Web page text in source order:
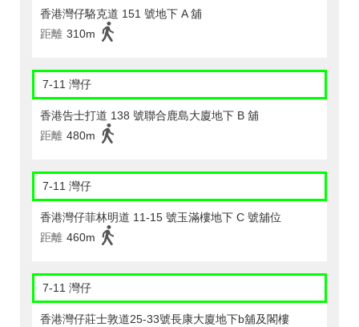
香港灣仔駱克道 151 號地下 A 舖
距離 310m
7-11 灣仔
香港告士打道 138 號聯合鹿島大廈地下 B 舖
距離 480m
7-11 灣仔
香港灣仔菲林明道 11-15 號玉滿樓地下 C 號舖位
距離 460m
7-11 灣仔
香港灣仔莊士敦道25-33號長康大廈地下b舖及閣樓